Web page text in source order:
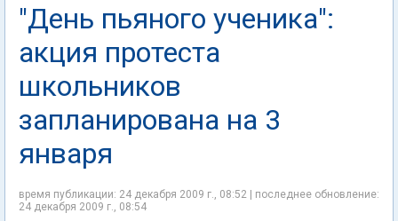
"День пьяного ученика":
акция протеста
школьников
запланирована на 3
января
время публикации: 24 декабря 2009 г., 08:52 | последнее обновление:
24 декабря 2009 г., 08:54